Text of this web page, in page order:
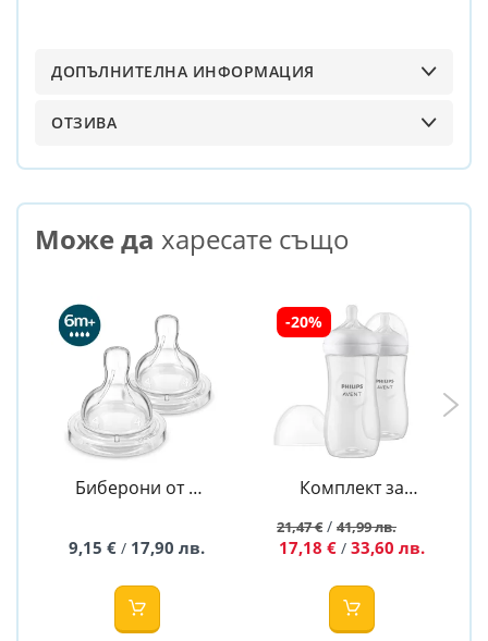
ДОПЪЛНИТЕЛНА ИНФОРМАЦИЯ
ОТЗИВА
Може да харесате също
Биберони от 2
AVENT
9,15 € / 17,90 лв.
-20%
Комплект за
броя шишета
Natural Response
330мл - Philips
Avent
17,18 €/ 33,60 лв.
21,47 € / 41,99 лв.